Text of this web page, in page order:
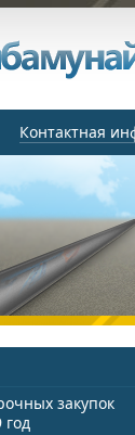
Контактная
закупок
год